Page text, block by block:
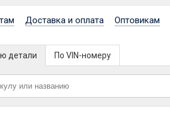
Доставка и оплата Оптовикам
детали По VIN-номеру